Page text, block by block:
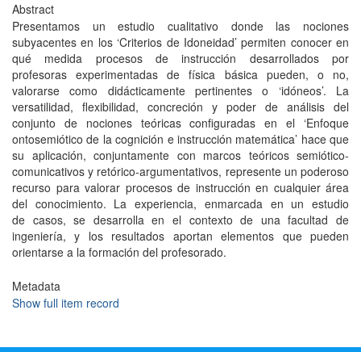
Abstract
Presentamos un estudio cualitativo donde las nociones
subyacentes en los ‘Criterios de Idoneidad’ permiten conocer en
qué medida procesos de instrucción desarrollados por
profesoras experimentadas de física básica pueden, o no,
valorarse como didácticamente pertinentes o ‘idóneos’. La
versatilidad, flexibilidad, concreción y poder de análisis del
conjunto de nociones teóricas configuradas en el ‘Enfoque
ontosemiótico de la cognición e instrucción matemática’ hace que
su aplicación, conjuntamente con marcos teóricos semiótico-
comunicativos y retórico-argumentativos, represente un poderoso
recurso para valorar procesos de instrucción en cualquier área
del conocimiento. La experiencia, enmarcada en un estudio
de casos, se desarrolla en el contexto de una facultad de
ingeniería, y los resultados aportan elementos que pueden
orientarse a la formación del profesorado.
Metadata
Show full item record